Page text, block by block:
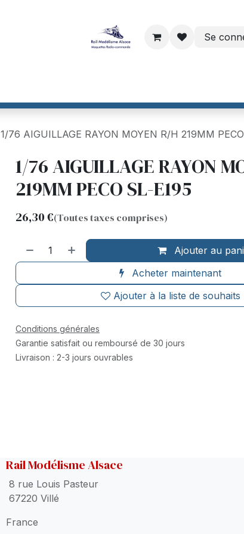
Se
1/76 AIGUILLAGE RAYON MOYEN R/H 219MM
1/76 AIGUILLAGE RAYON
219MM PECO SL-E195
26,30€(Toutes taxes comprises)
Ajouter au
Acheter maintenant
Ajouter à la liste de souhaits
Conditions générales
Garantie satisfait ou remboursé de 30 jours
Livraison : 2-3 jours ouvrables
Rail Modélisme Alsace
8 rue Louis Pasteur
67220 Villé
France